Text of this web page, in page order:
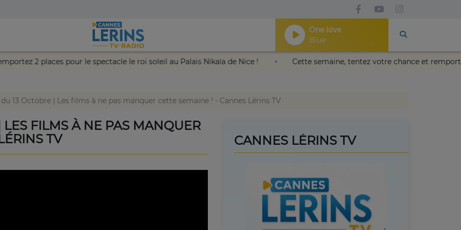
One love
Blue
et remportez 2 places pour le spectacle le roi soleil au Palais Nikaïa de Nice ! Cette semaine, tentez votre chance et
13 Octobre | Les films à ne pas manquer cette semaine ! - Cannes Lérins TV
FILMS À NE PAS MANQUER
TV
CANNES LÉRINS TV